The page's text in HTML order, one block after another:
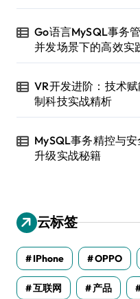
Go语言MySQL事务
并发场景下的高效实
VR开发进阶：技术
制科技实战精析
MySQL事务精控与
升级实战秘籍
云标签
IPhone OPPO
互联网 产品